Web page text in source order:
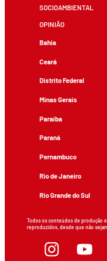
SOCIOAMBIENTAL
OPINIÃO
Bahia
Ceará
Distrito Federal
Minas Gerais
Paraíba
Paraná
Pernambuco
Rio de Janeiro
Rio Grande do Sul
Todos os conteúdos de produção
reproduzidos, desde que não